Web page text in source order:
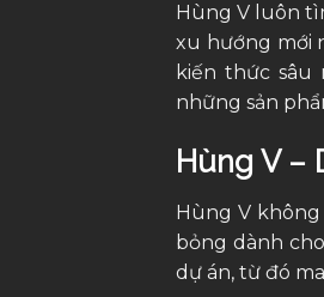
Hùng V luôn
xu hướng mới
kiến thức sâu
những sản
Hùng V –
Hùng V không
bỏng dành
dự án, từ đó